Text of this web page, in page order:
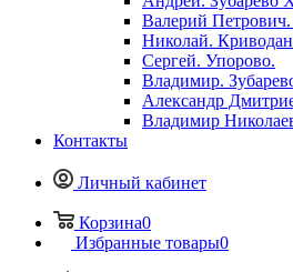
Валерий
Николай.
Сергей. Упорово.
Владимир.
Александр
Владимир
Контакты
Личный кабинет
Корзина0
Избранные товары0